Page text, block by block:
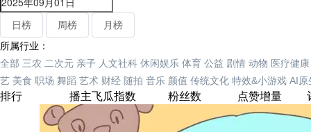
日榜 周榜
月榜
所属行业：
全部 三农 二次元 亲子 人文社科 休闲娱乐 体育 公益 剧情 动物 医疗健康
艺 美食 职场 舞蹈 艺术 财经 随拍 音乐 颜值 传统文化 特效&小游戏 AI原
排行 播主飞瓜指数 粉丝数 点赞增量